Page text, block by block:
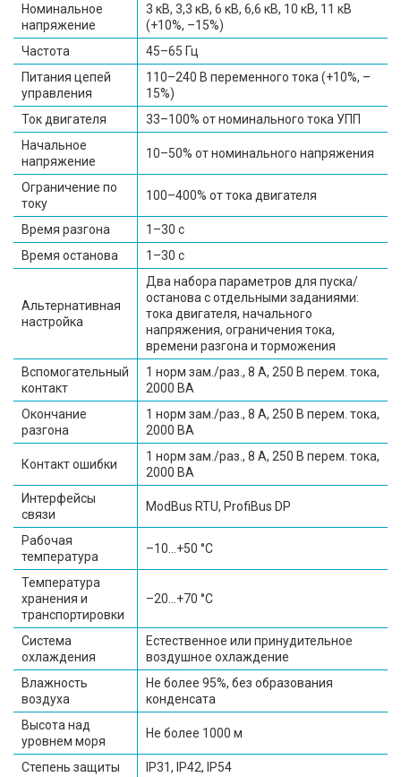
Номинальное
напряжение
3 кВ, 3,3 кВ, 6 кВ, 6,6 кВ, 10 кВ, 11 кВ
(+10%, –15%)
Частота
45–65 Гц
Питания цепей
управления
110–240 В переменного тока (+10%, –
15%)
Ток двигателя
33–100% от номинального тока УПП
Начальное
напряжение
10–50% от номинального напряжения
Ограничение по
току
100–400% от тока двигателя
Время разгона
1–30 с
Время останова
1–30 с
Альтернативная
настройка
Два набора параметров для пуска/
останова с отдельными заданиями:
тока двигателя, начального
напряжения, ограничения тока,
времени разгона и торможения
Вспомогательный
контакт
1 норм зам./раз., 8 А, 250 В перем. тока,
2000 ВА
Окончание
разгона
1 норм зам./раз., 8 А, 250 В перем. тока,
2000 ВА
Контакт ошибки
1 норм зам./раз., 8 А, 250 В перем. тока,
2000 ВА
Интерфейсы
связи
ModBus RTU, ProfiBus DP
Рабочая
температура
–10…+50 °C
Температура
хранения и
транспортировки
–20…+70 °C
Система
охлаждения
Естественное или принудительное
воздушное охлаждение
Влажность
воздуха
Не более 95%, без образования
конденсата
Высота над
уровнем моря
Не более 1000 м
Степень защиты IP31, IP42, IP54